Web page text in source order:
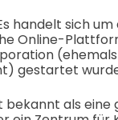
handelt sich um
Online-
(ehemals
gestartet
bekannt als eine